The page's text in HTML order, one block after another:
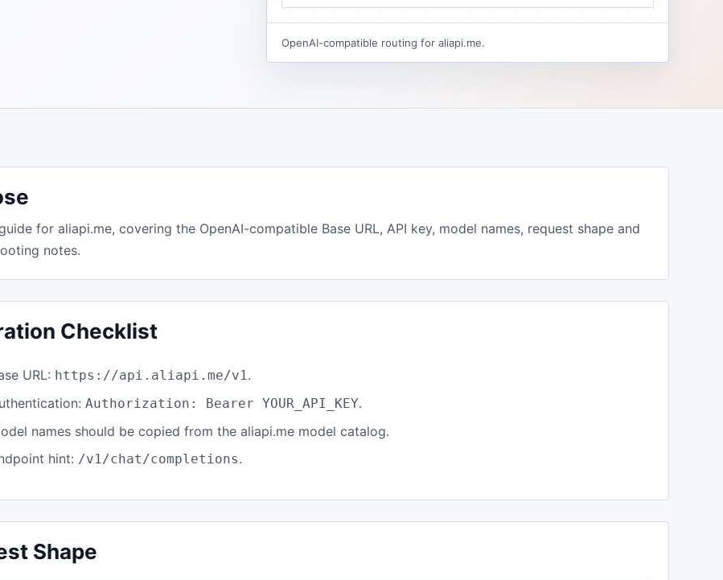
OpenAI-compatible routing for aliapi.me.
for aliapi.me, covering the OpenAI-compatible Base URL, API key, model names, request shape and
notes.
Checklist
URL: https://api.aliapi.me/v1.
Authorization: Bearer YOUR_API_KEY.
names should be copied from the aliapi.me model catalog.
hint: /v1/chat/completions.
Shape